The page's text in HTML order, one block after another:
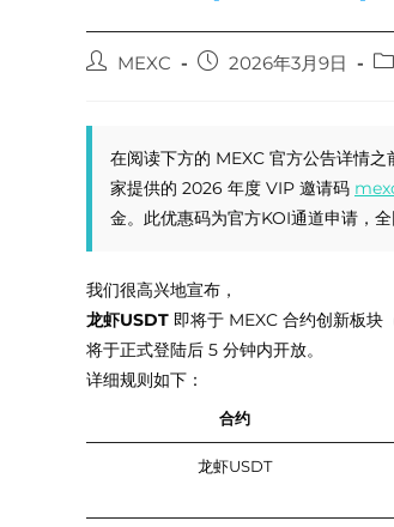
PostMEXC
Post2026年3月9日
在阅读下方的 MEXC 官方公告详情
家提供的 2026 年度 VIP 邀请码
金。此优惠码为官方KOI通道申请，
我们很高兴地宣布，
龙虾USDT 即将于 MEXC 合约创新板块
将于正式登陆后 5 分钟内开放。
详细规则如下：
合约
龙虾USDT